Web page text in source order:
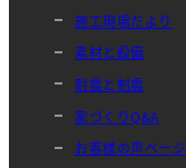
施工現場だより
素材と設備
耐震と制震
家づくりQ&A
お客様の声ページ